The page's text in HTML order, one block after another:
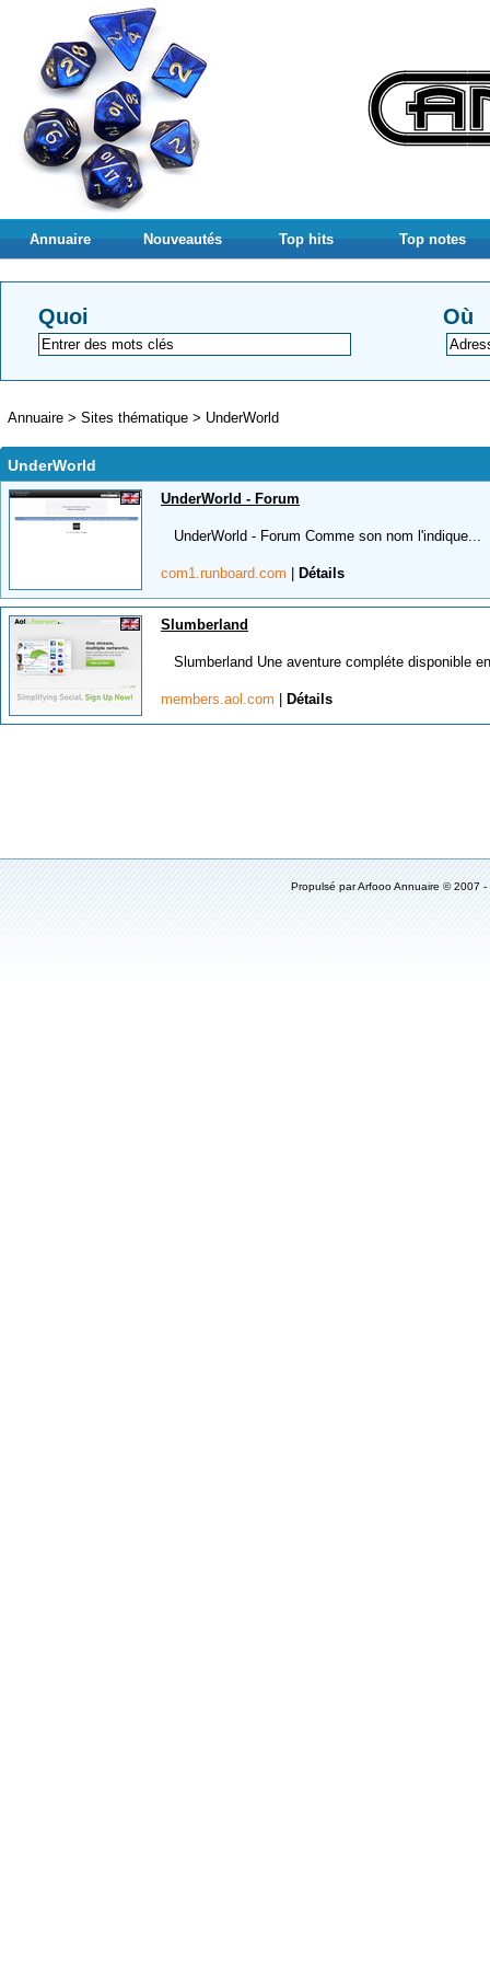
Annuaire Nouveautés Top hits Top notes
Quoi Où
Annuaire > Sites thématique > UnderWorld
UnderWorld
UnderWorld - Forum
UnderWorld - Forum Comme son nom l'indique...
com1.runboard.com Détails
Slumberland
Slumberland Une aventure compléte disponible
members.aol.com Détails
Propulsé parArfooo Annuaire © 2007